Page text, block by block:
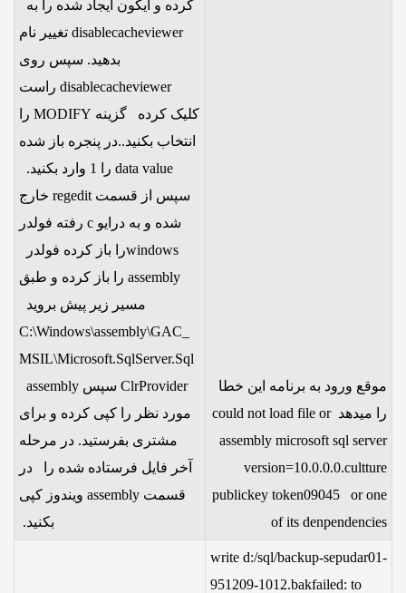
موقع ورود به برنامه این خطا
را میدهدcould not load file or
assembly microsoft sql server
version=10.0.0.0.cultture
publickey token09045 or one
of its denpendencies
کرده و ایکون ایجاد شده را به
disablecacheviewer تغییر نام
بدهید. سپس روی
disablecacheviewer راست
کلیک کرده گزینه MODIFY را
انتخاب بکنید..در پنجره باز شده
data value را 1 وارد بکنید.
سپس از قسمت regedit خارج
شده و به درایو c رفته فولدر
windowsرا باز کرده فولدر
assembly را باز کرده و طبق
مسیر زیر پیش بروید
C:\Windows\assembly\GAC_
MSIL\Microsoft.SqlServer.Sql
مورد نظر را کپی کرده و برای
مشتری بفرستید. در مرحله
آخر فایل فرستاده شده را در
قسمت assembly ویندوز کپی
بکنید.
write d:/sql/backup-sepudar01-
951209-1012.bakfailed: to